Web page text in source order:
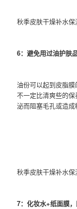
秋季皮肤干燥补水
6：避免用过油护肤
油份可以起到皮脂
不一定比清爽些的
泌而阻塞毛孔或造成
秋季皮肤干燥补水
7：化妆水+纸面膜